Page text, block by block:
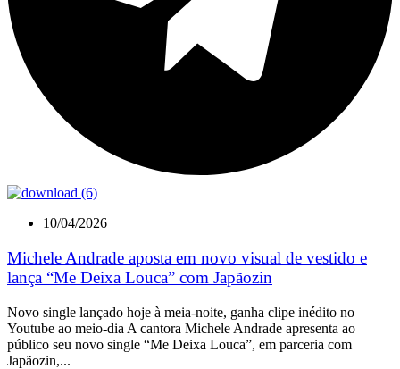
10/04/2026
Michele Andrade aposta em novo visual de vestido e
lança “Me Deixa Louca” com Japãozin
Novo single lançado hoje à meia-noite, ganha clipe inédito no
Youtube ao meio-dia A cantora Michele Andrade apresenta ao
público seu novo single “Me Deixa Louca”, em parceria com
Japãozin,...